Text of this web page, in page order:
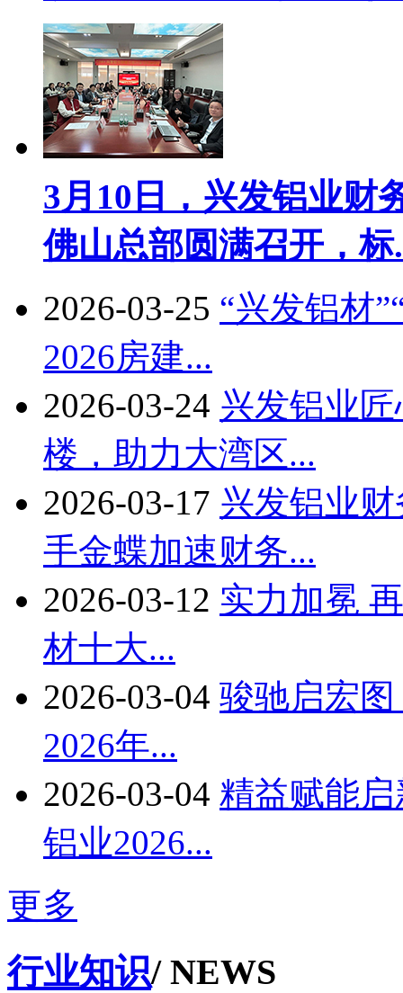
3月10日，兴发铝业财
佛山总部圆满召开，
2026-03-25 “兴发铝材
2026房建...
2026-03-24 兴发铝业
楼，助力大湾区...
2026-03-17 兴发铝业
手金蝶加速财务...
2026-03-12 实力加冕
材十大...
2026-03-04 骏驰启宏
2026年...
2026-03-04 精益赋能
铝业2026...
更多
行业知识/ NEWS